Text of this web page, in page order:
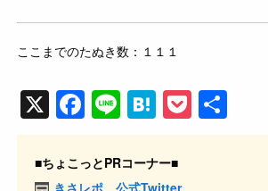
ここまでのたぬき数：１１１
X F
a
c
Li
n
e
H
at
e
P
o 有
■ちょこっとPRコーナー■
きさレポ 公式Twitter